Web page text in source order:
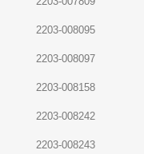
2203-008095
2203-008097
2203-008158
2203-008242
2203-008243